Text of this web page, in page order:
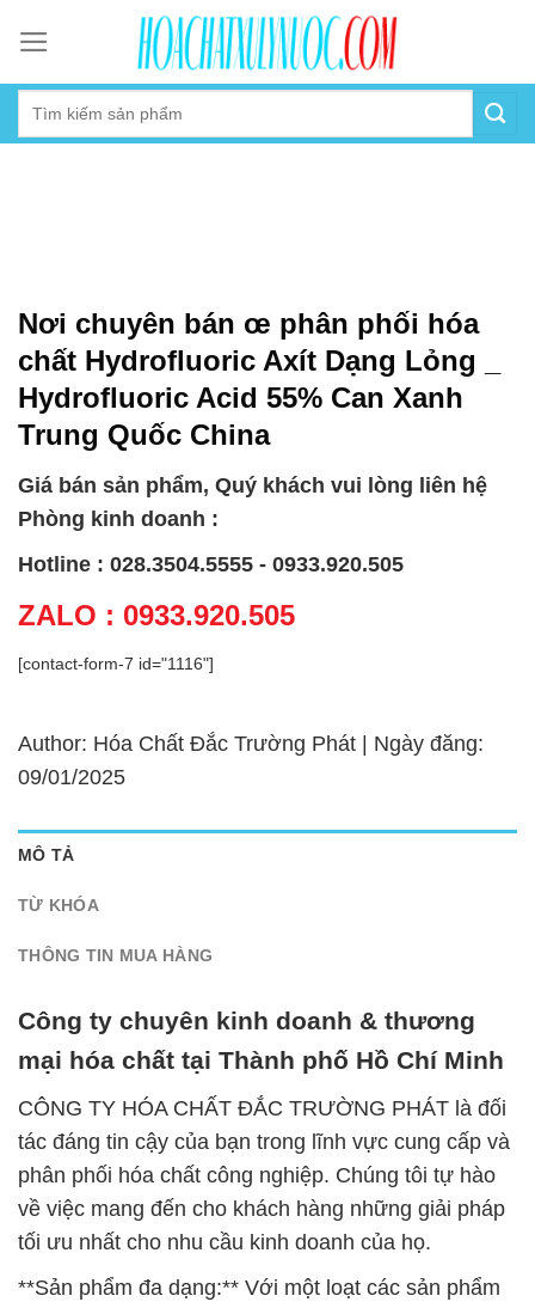
content
Nơi chuyên bán œ phân phối hóa
chất Hydrofluoric Axít Dạng Lỏng _
Hydrofluoric Acid 55% Can Xanh
Trung Quốc China
Giá bán sản phẩm, Quý khách vui lòng liên hệ
Phòng kinh doanh :
Hotline : 028.3504.5555 - 0933.920.505
ZALO : 0933.920.505
[contact-form-7 id="1116"]
Author: Hóa Chất Đắc Trường Phát | Ngày đăng:
09/01/2025
MÔ TẢ
TỪ KHÓA
THÔNG TIN MUA HÀNG
Công ty chuyên kinh doanh & thương
mại hóa chất tại Thành phố Hồ Chí Minh
CÔNG TY HÓA CHẤT ĐẮC TRƯỜNG PHÁT là đối
tác đáng tin cậy của bạn trong lĩnh vực cung cấp và
phân phối hóa chất công nghiệp. Chúng tôi tự hào
về việc mang đến cho khách hàng những giải pháp
tối ưu nhất cho nhu cầu kinh doanh của họ.
**Sản phẩm đa dạng:** Với một loạt các sản phẩm